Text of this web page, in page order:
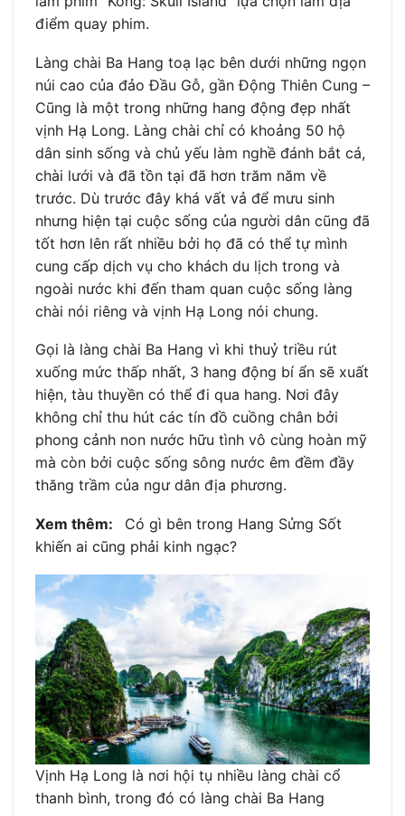
điểm quay phim.
Làng chài Ba Hang toạ lạc bên dưới những ngọn
núi cao của đảo Đầu Gỗ, gần Động Thiên Cung –
Cũng là một trong những hang động đẹp nhất
vịnh Hạ Long. Làng chài chỉ có khoảng 50 hộ
dân sinh sống và chủ yếu làm nghề đánh bắt cá,
chài lưới và đã tồn tại đã hơn trăm năm về
trước. Dù trước đây khá vất vả để mưu sinh
nhưng hiện tại cuộc sống của người dân cũng đã
tốt hơn lên rất nhiều bởi họ đã có thể tự mình
cung cấp dịch vụ cho khách du lịch trong và
ngoài nước khi đến tham quan cuộc sống làng
chài nói riêng và vịnh Hạ Long nói chung.
Gọi là làng chài Ba Hang vì khi thuỷ triều rút
xuống mức thấp nhất, 3 hang động bí ẩn sẽ xuất
hiện, tàu thuyền có thể đi qua hang. Nơi đây
không chỉ thu hút các tín đồ cuồng chân bởi
phong cảnh non nước hữu tình vô cùng hoàn mỹ
mà còn bởi cuộc sống sông nước êm đềm đầy
thăng trầm của ngư dân địa phương.
Xem thêm:
Có gì bên trong Hang Sửng Sốt
khiến ai cũng phải kinh ngạc?
Vịnh Hạ Long là nơi hội tụ nhiều làng chài cổ
thanh bình, trong đó có làng chài Ba Hang